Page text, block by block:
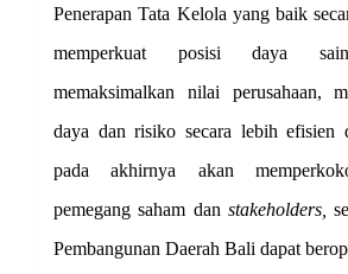
Penerapan Tata Kelola yang baik
memperkuat posisi daya
memaksimalkan nilai perusahaan,
daya dan risiko secara lebih efisien
pada akhirnya akan
pemegang saham dan stakeholders,
Pembangunan Daerah Bali dapat